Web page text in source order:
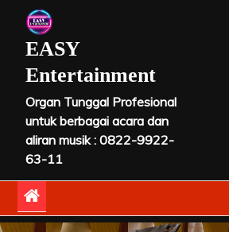
contentEASY
Entertainment
Organ Tunggal Profesional
untuk berbagai acara dan
aliran musik : 0822-9922-
63-11